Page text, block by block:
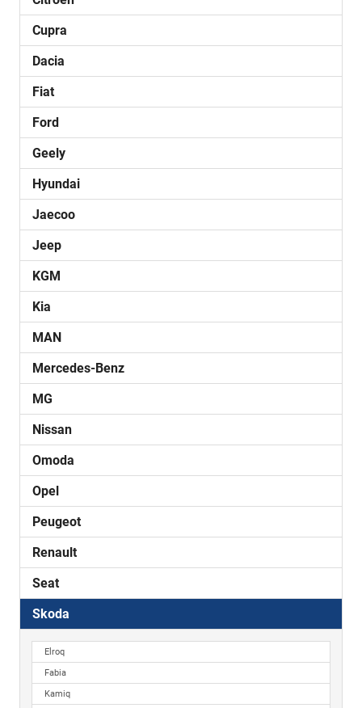
Cupra
Dacia
Fiat
Ford
Geely
Hyundai
Jaecoo
Jeep
KGM
Kia
MAN
Mercedes-Benz
MG
Nissan
Omoda
Opel
Peugeot
Renault
Seat
Skoda
Elroq
Fabia
Kamiq